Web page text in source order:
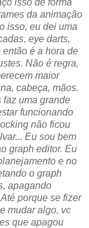
isso de forma
da animação
isso, eu dei uma
eye darts,
é a hora de
Não é regra,
maior
cabeça, mãos.
faz uma grande
funcionando
não ficou
Eu sou bem
graph editor. Eu
e no
o graph
apagando
porque se fizer
mudar algo, vc
que apagou